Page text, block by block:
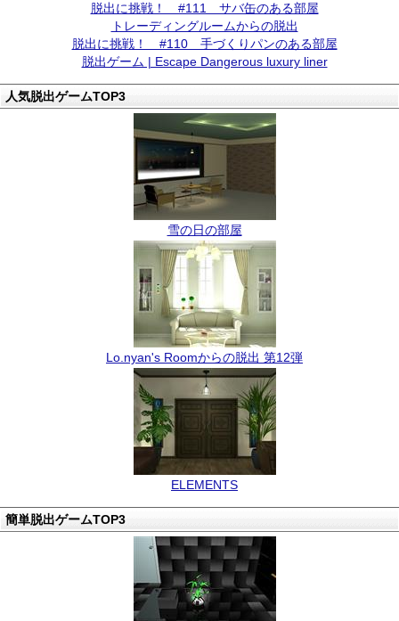
脱出に挑戦！ #111 サバ缶のある部屋
トレーディングルームからの脱出
脱出に挑戦！ #110 手づくりパンのある部屋
脱出ゲーム | Escape Dangerous luxury liner
人気脱出ゲームTOP3
雪の日の部屋
Lo.nyan's Roomからの脱出 第12弾
ELEMENTS
簡単脱出ゲームTOP3